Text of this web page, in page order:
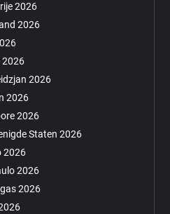
2026
2026
2026
2026
2026
2026
Staten 2026
2026
2026
2026